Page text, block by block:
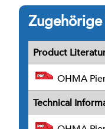
Product
OHMA
Technical